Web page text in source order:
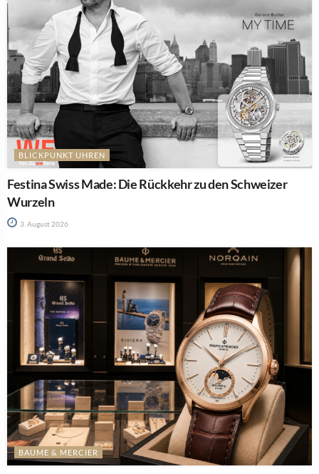
BLICKPUNKT UHREN
Festina Swiss Made: Die Rückkehr zu den Schweizer
Wurzeln
3. August 2026
BAUME & MERCIER